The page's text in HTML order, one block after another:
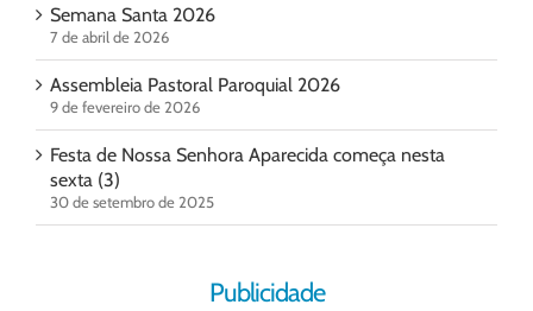
Semana Santa 2026
7 de abril de 2026
Assembleia Pastoral Paroquial 2026
9 de fevereiro de 2026
Festa de Nossa Senhora Aparecida começa nesta
sexta (3)
30 de setembro de 2025
Publicidade